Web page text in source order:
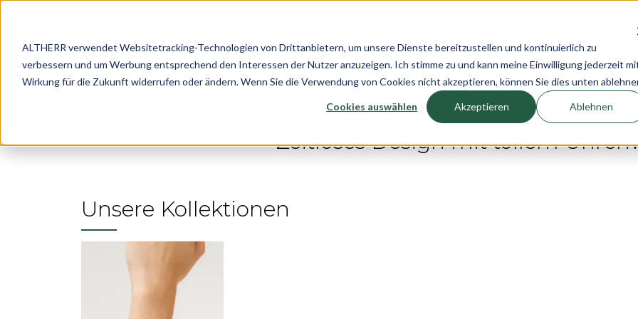
ALTHERR verwendet Websitetracking-Technologien von Drittanbietern, um unsere Dienste bereitzustellen und kontinuierlich zu
verbessern und um Werbung entsprechend den Interessen der Nutzer anzuzeigen. Ich stimme zu und kann meine Einwilligung jederzeit
Wirkung für die Zukunft widerrufen oder ändern. Wenn Sie die Verwendung von Cookies nicht akzeptieren, können Sie dies unten
Cookies auswählen Akzeptieren Ablehnen
Marken Uhren Schmuck Neuheiten Pre-
Zeitloses Design mit tollem
Unsere Kollektionen